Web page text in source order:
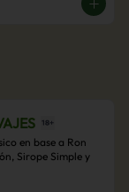
papas fritas.
en base a Ron
Sirope Simple y